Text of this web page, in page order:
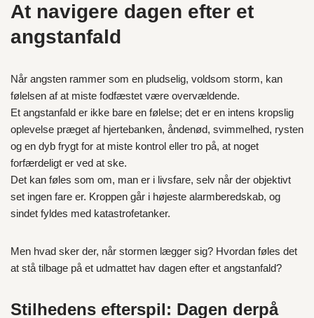
At navigere dagen efter et
angstanfald
Når angsten rammer som en pludselig, voldsom storm, kan
følelsen af at miste fodfæstet være overvældende.
Et angstanfald er ikke bare en følelse; det er en intens kropslig
oplevelse præget af hjertebanken, åndenød, svimmelhed, rysten
og en dyb frygt for at miste kontrol eller tro på, at noget
forfærdeligt er ved at ske.
Det kan føles som om, man er i livsfare, selv når der objektivt
set ingen fare er. Kroppen går i højeste alarmberedskab, og
sindet fyldes med katastrofetanker.
Men hvad sker der, når stormen lægger sig? Hvordan føles det
at stå tilbage på et udmattet hav dagen efter et angstanfald?
Stilhedens efterspil: Dagen derpå